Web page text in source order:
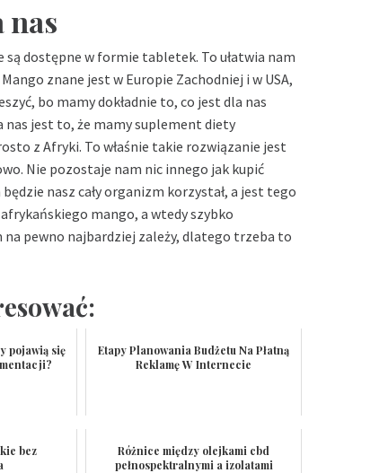
nas
dostępne w formie tabletek. To ułatwia nam
znane jest w Europie Zachodniej i w USA,
bo mamy dokładnie to, co jest dla nas
nas jest to, że mamy suplement diety
z Afryki. To właśnie takie rozwiązanie jest
Nie pozostaje nam nic innego jak kupić
nasz cały organizm korzystał, a jest tego
mango, a wtedy szybko
pewno najbardziej zależy, dlatego trzeba to
pojawią się
Etapy Planowania Budżetu Na Płatną
Reklamę W Internecie
bez
Różnice między olejkami cbd
pełnospektralnymi a izolatami